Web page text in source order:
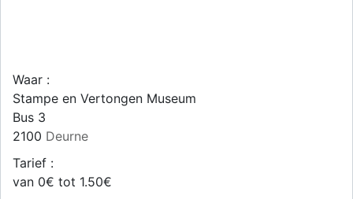
Waar :
Stampe en Vertongen Museum
Bus 3
2100 Deurne
Tarief :
van 0€ tot 1.50€